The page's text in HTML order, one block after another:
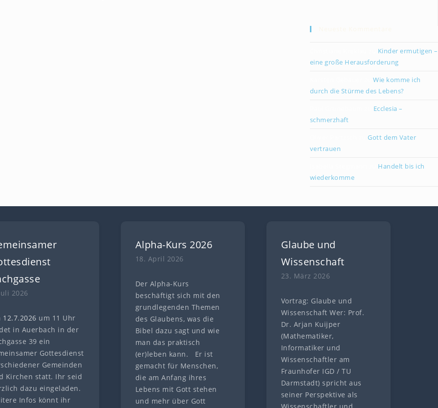
Kinder ermutigen –
eine große Herausforderung
zuWie komme ich
durch die Stürme des Lebens?
Ecclesia –
schmerzhaft
zuGott dem Vater
vertrauen
Handelt bis ich
wiederkomme
2026
12.7.2026 um 11 Uhr
in Auerbach in der
39 ein
Gottesdienst
Gemeinden
Kirchen statt. Ihr seid
dazu eingeladen.
Infos könnt ihr
Alpha-Kurs 2026
18. April 2026
Der Alpha-Kurs
beschäftigt sich mit den
grundlegenden Themen
des Glaubens, was die
Bibel dazu sagt und wie
man das praktisch
(er)leben kann. Er ist
gemacht für Menschen,
die am Anfang ihres
Lebens mit Gott stehen
und mehr über Gott
Glaube und
Wissenschaft
23. März 2026
Vortrag: Glaube und
Wissenschaft Wer: Prof.
Dr. Arjan Kuijper
(Mathematiker,
Informatiker und
Wissenschaftler am
Fraunhofer IGD / TU
Darmstadt) spricht aus
seiner Perspektive als